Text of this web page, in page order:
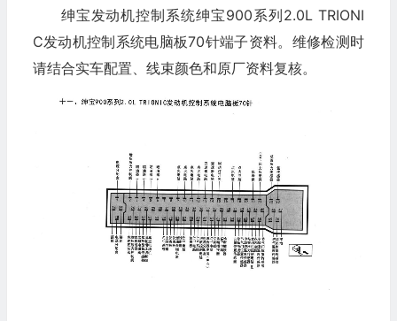
绅宝发动机控制系统绅宝900系列2.0L TRIONI
C发动机控制系统电脑板70针端子资料。维修检测时
请结合实车配置、线束颜色和原厂资料复核。